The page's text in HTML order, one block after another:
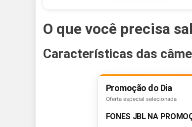
O que você precisa
Características das
Promoção do Dia
Oferta especial selecionada
FONES JBL NA